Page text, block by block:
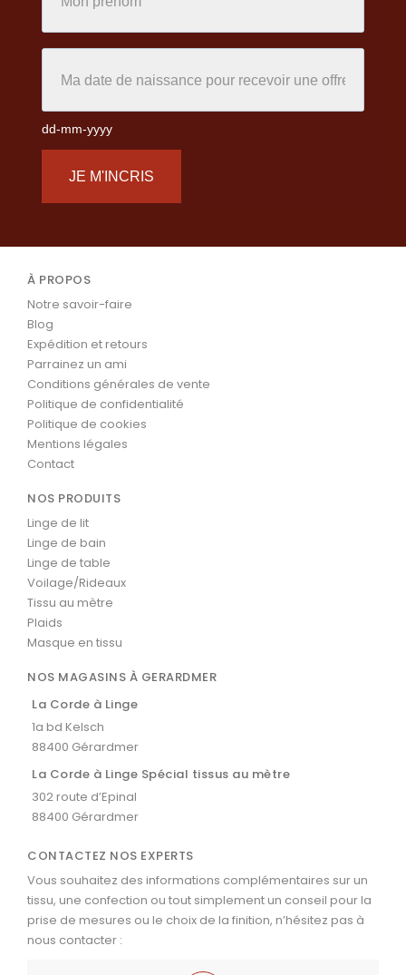
dd-mm-yyyy
JE M'INCRIS
À PROPOS
Notre savoir-faire
Blog
Expédition et retours
Parrainez un ami
Conditions générales de vente
Politique de confidentialité
Politique de cookies
Mentions légales
Contact
NOS PRODUITS
Linge de lit
Linge de bain
Linge de table
Voilage/Rideaux
Tissu au mètre
Plaids
Masque en tissu
NOS MAGASINS À GERARDMER
La Corde à Linge
1a bd Kelsch
88400 Gérardmer
La Corde à Linge Spécial tissus au mètre
302 route d’Epinal
88400 Gérardmer
CONTACTEZ NOS EXPERTS
Vous souhaitez des informations complémentaires sur un
tissu, une confection ou tout simplement un conseil pour la
prise de mesures ou le choix de la finition, n’hésitez pas à
nous contacter :